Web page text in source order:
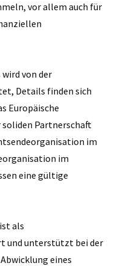
vor allem auch für
von der
Details finden sich
Europäische
Partnerschaft
im
im
eine gültige
ist als
und unterstützt bei der
eines